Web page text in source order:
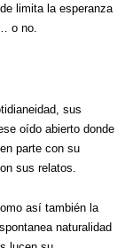
limita la esperanza
o no.
sus
oído abierto donde
parte con su
sus relatos.
así también la
naturalidad